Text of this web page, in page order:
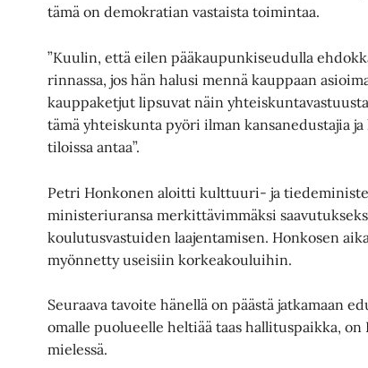
tämä on demokratian vastaista toimintaa.
”Kuulin, että eilen pääkaupunkiseudulla
rinnassa, jos hän halusi mennä kauppaan
kauppaketjut lipsuvat näin
tämä yhteiskunta pyöri ilman kansanedustajia
tiloissa antaa”.
Petri Honkonen aloitti kulttuuri- ja
ministeriuransa merkittävimmäksi
koulutusvastuiden laajentamisen. Honkosen
myönnetty useisiin korkeakouluihin.
Seuraava tavoite hänellä on päästä jatkamaan
omalle puolueelle heltiää taas hallituspaikka, on
mielessä.